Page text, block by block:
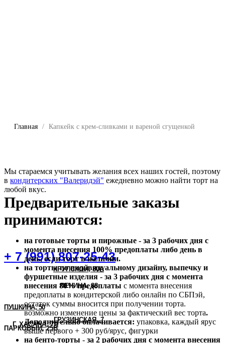
+ 7 (991) 807-25-43
КРУПСКОЙ, 80А
ЛЕНИНА, 88
ПУШКИНА, 50
ГРУЗИНСКАЯ, 7
Г.ХАСАНА, 7А
ПАРКОВЫЙ, 25В
Главная Капкейк с крем-сливками и вареной сгущенкой
Мы стараемся учитывать желания всех наших гостей, поэтому
в кондитерских "Валеридэй" ежедневно можно найти торт на
любой вкус.
Предварительные заказы
принимаются:
на готовые торты и пирожные - за 3 рабочих дня с
момента внесения 100% предоплаты либо день в
день, если торт в наличии.
на торты по индивидуальному дизайну, выпечку и
фуршетные изделия - за 3 рабочих дня с момента
внесения 80% предоплаты с момента внесения
предоплаты в кондитерской либо онлайн по СБПэй,
остаток суммы вносится при получении торта.
возможно изменение цены за фактический вес торта.
Дополнительно оплачивается: упаковка, каждый ярус
выше первого + 300 руб/ярус, фигурки
на бенто-торты - за 2 рабочих дня с момента внесения